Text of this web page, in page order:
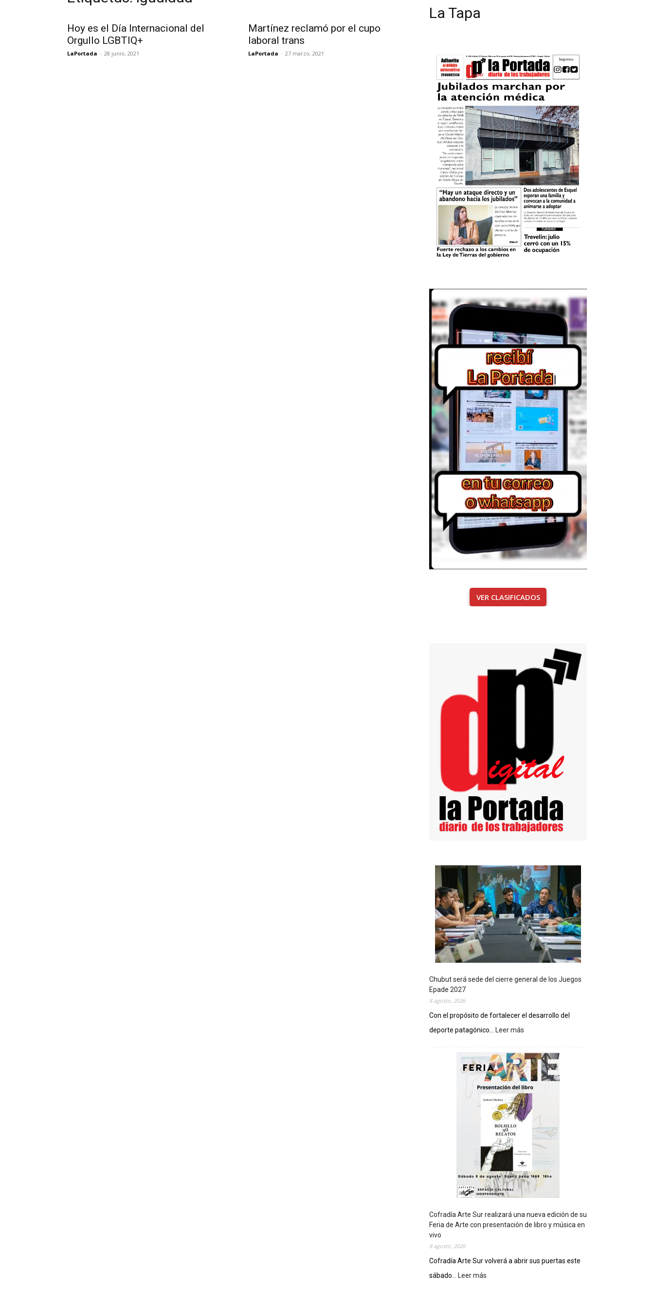
Hoy es el Día Internacional del
Orgullo LGBTIQ+
LaPortada - 28 junio, 2021
Martínez reclamó por el cupo
laboral trans
LaPortada - 27 marzo, 2021
La Tapa
VER CLASIFICADOS
Chubut será sede del cierre general de los Juegos
Epade 2027
8 agosto, 2026
Con el propósito de fortalecer el desarrollo del
deporte patagónico...
Leer más
u
b
u
t
s
e
r
e
d
e
d
e
c
i
e
Cofradía Arte Sur realizará una nueva edición de su
Feria de Arte con presentación de libro y música en
vivo
8 agosto, 2026
Cofradía Arte Sur volverá a abrir sus puertas este
sábado...
Leer más